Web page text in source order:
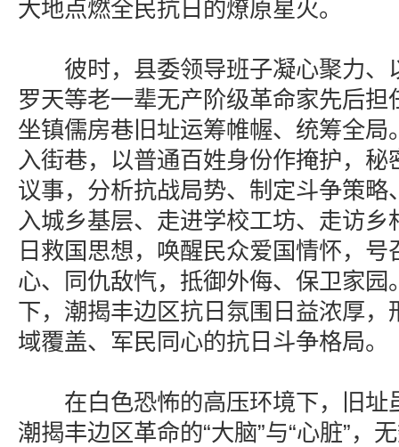
大地点燃全民抗日的燎原星火。
彼时，县委领导班子凝心聚力、
罗天等老一辈无产阶级革命家先后担
坐镇儒房巷旧址运筹帷幄、统筹全局
入街巷，以普通百姓身份作掩护，秘
议事，分析抗战局势、制定斗争策略
入城乡基层、走进学校工坊、走访乡
日救国思想，唤醒民众爱国情怀，
心、同仇敌忾，抵御外侮、保卫家园
下，潮揭丰边区抗日氛围日益浓厚，
域覆盖、军民同心的抗日斗争格局。
在白色恐怖的高压环境下，旧址
潮揭丰边区革命的“大脑”与“心脏”，